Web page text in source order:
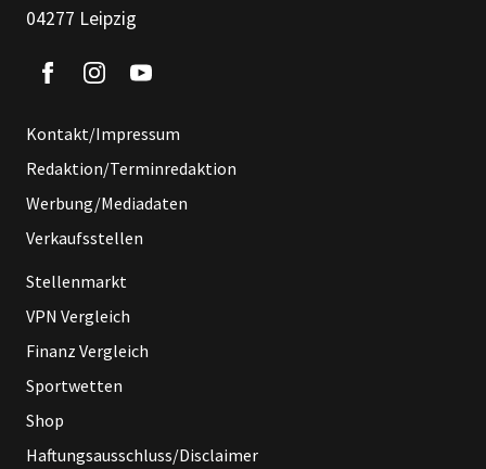
04277 Leipzig
Kontakt/Impressum
Redaktion/Terminredaktion
Werbung/Mediadaten
Verkaufsstellen
Stellenmarkt
VPN Vergleich
Finanz Vergleich
Sportwetten
Shop
Haftungsausschluss/Disclaimer